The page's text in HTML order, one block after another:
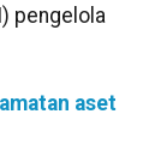
pengelola
aset